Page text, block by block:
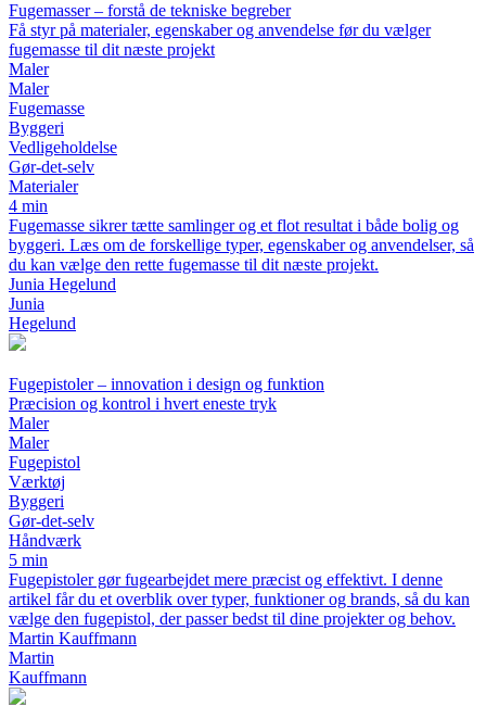
Fugemasser – forstå de tekniske begreber
Få styr på materialer, egenskaber og anvendelse før du vælger
fugemasse til dit næste projekt
Maler
Maler
Fugemasse
Byggeri
Vedligeholdelse
Gør-det-selv
Materialer
4 min
Fugemasse sikrer tætte samlinger og et flot resultat i både bolig og
byggeri. Læs om de forskellige typer, egenskaber og anvendelser, så
du kan vælge den rette fugemasse til dit næste projekt.
Junia Hegelund
Junia
Hegelund
Fugepistoler – innovation i design og funktion
Præcision og kontrol i hvert eneste tryk
Maler
Maler
Fugepistol
Værktøj
Byggeri
Gør-det-selv
Håndværk
5 min
Fugepistoler gør fugearbejdet mere præcist og effektivt. I denne
artikel får du et overblik over typer, funktioner og brands, så du kan
vælge den fugepistol, der passer bedst til dine projekter og behov.
Martin Kauffmann
Martin
Kauffmann